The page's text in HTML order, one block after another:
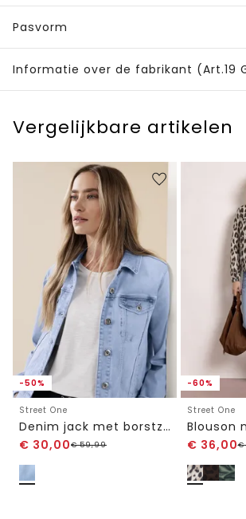
Pasvorm
Informatie over de fabrikant (Art.19
Vergelijkbare artikelen
-50%
Street One
Denim jack met borstzakken en knopen
€ 30,00€59,99
-60%
Street One
€ 36,00€